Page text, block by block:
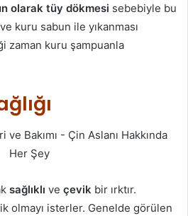
olarak tüy dökmesi sebebiyle bu
kuru sabun ile yıkanması
zaman kuru şampuanla
sağlıklı ve çevik bir ırktır.
olmayı isterler. Genelde görülen